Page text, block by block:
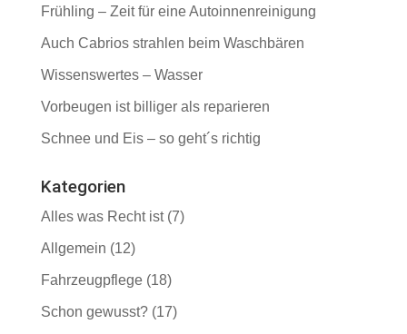
Frühling – Zeit für eine Autoinnenreinigung
Auch Cabrios strahlen beim Waschbären
Wissenswertes – Wasser
Vorbeugen ist billiger als reparieren
Schnee und Eis – so geht´s richtig
Kategorien
Alles was Recht ist(7)
Allgemein (12)
Fahrzeugpflege(18)
Schon gewusst?(17)